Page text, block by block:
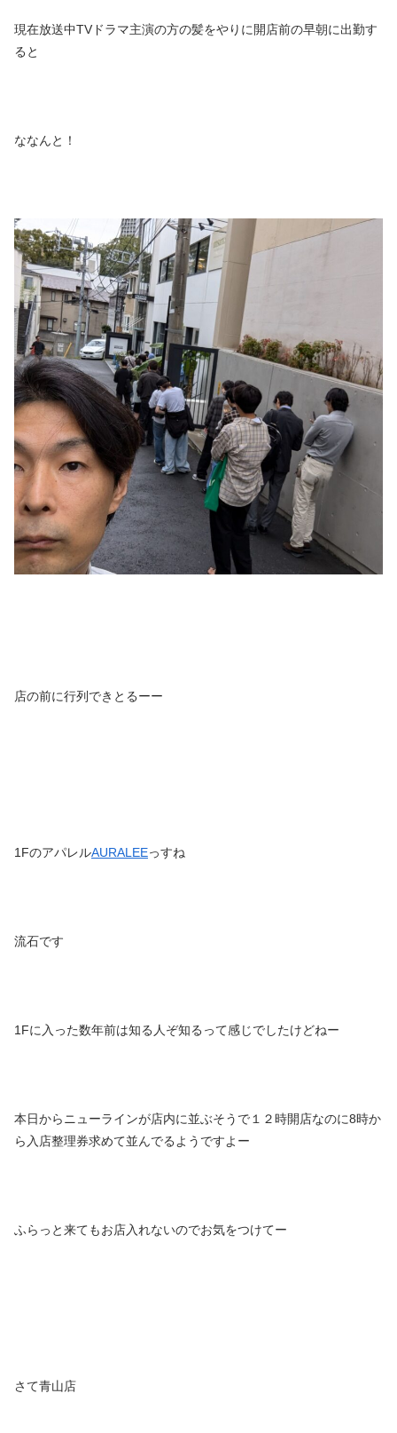
現在放送中TVドラマ主演の方の髪をやりに開店前の早朝に出勤す
ると
ななんと！
店の前に行列できとるーー
1FのアパレルAURALEEっすね
流石です
1Fに入った数年前は知る人ぞ知るって感じでしたけどねー
本日からニューラインが店内に並ぶそうで１２時開店なのに8時か
ら入店整理券求めて並んでるようですよー
ふらっと来てもお店入れないのでお気をつけてー
さて青山店